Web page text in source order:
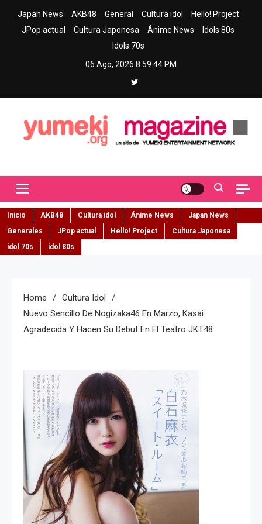
Japan News AKB48 General Cultura idol
Hello! Project
JPop actual
Cultura Japonesa Ánime News
Idols 80s
Idols 70s
06 Ago, 2026 8:59:45 PM
Inicio AKB48 Cultura idol Ánime News
Japan News
Generales
JPop actual Hello! Project
Cultura Japonesa
idol 70s
idol 80s
Home
Cultura Idol
Nuevo Sencillo De Nogizaka46 En Marzo, Kasai
Agradecida Y Hacen Su Debut En El Teatro JKT48